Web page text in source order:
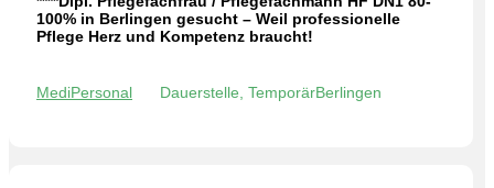
100% in Berlingen gesucht – Weil professionelle
Pflege Herz und Kompetenz braucht!
MediPersonal Dauerstelle, TemporärBerlingen